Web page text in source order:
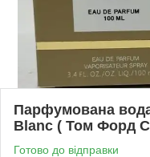
Парфумована
Blanc ( Том Форд
Готово до відправки